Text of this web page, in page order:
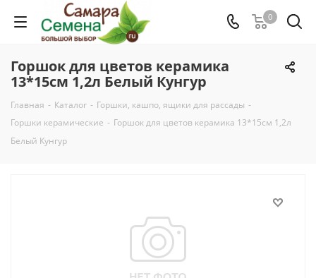
0
Горшок для цветов керамика
13*15см 1,2л Белый Кунгур
Главная - Каталог - Горшки, кашпо, ящики для рассады -
Горшки керамические - Горшок для цветов керамика 13*15см 1,2л
Белый Кунгур